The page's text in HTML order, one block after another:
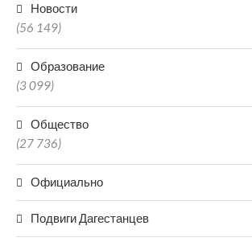
Новости
(56 149)
Образование
(3 099)
Общество
(27 736)
Официально
Подвиги Дагестанцев